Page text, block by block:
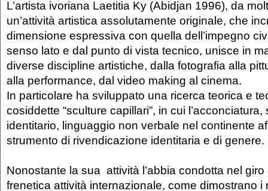
L’artista ivoriana Laetitia Ky (Abidjan 1996), da
un’attività artistica assolutamente originale, che
dimensione espressiva con quella dell’impegno
senso lato e dal punto di vista tecnico, unisce in
diverse discipline artistiche, dalla fotografia alla
alla performance, dal video making al cinema.
In particolare ha sviluppato una ricerca teorica e
cosiddette “sculture capillari”, in cui
identitario, linguaggio non verbale nel continente
strumento di rivendicazione identitaria e di genere.
Nonostante la sua attività l’abbia condotta nel
frenetica attività internazionale, come dimostrano i